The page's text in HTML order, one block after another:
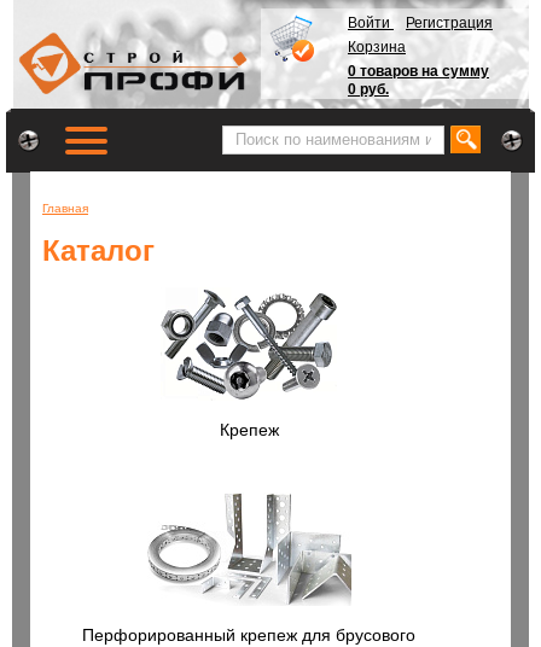
Войти
Регистрация
Корзина
0 товаров на сумму
0 руб.
Главная
Каталог
Крепеж
Перфорированный крепеж для брусового